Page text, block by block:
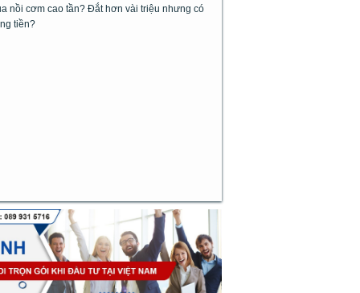
nồi cơm cao tần? Đắt hơn vài triệu nhưng có
tiền?